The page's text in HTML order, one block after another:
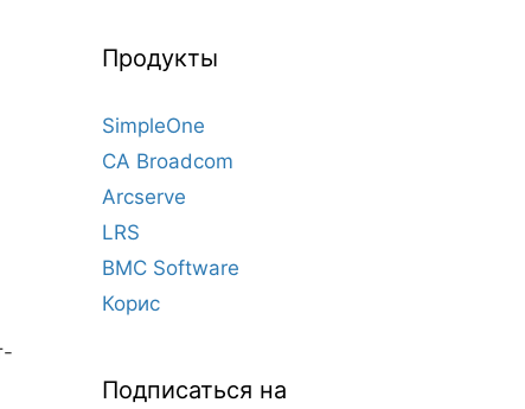
Продукты
SimpleOne
CA Broadcom
Arcserve
LRS
BMC Software
Корис
Подписаться на